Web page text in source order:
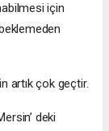
için
artık çok geçtir.
deki